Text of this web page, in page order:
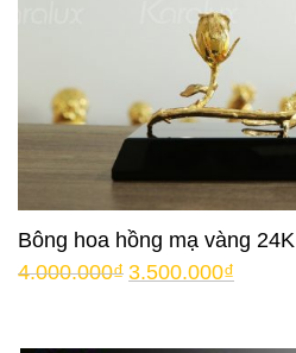
Bông hoa hồng mạ vàng 24K
4.000.000₫ 3.500.000₫